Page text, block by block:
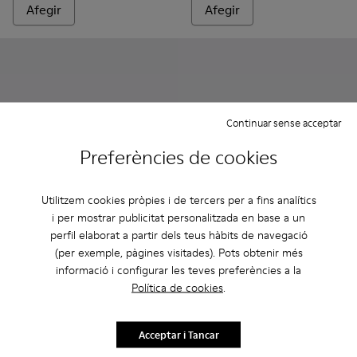
Preferències de cookies
Utilitzem cookies pròpies i de tercers per a fins analítics
i per mostrar publicitat personalitzada en base a un
perfil elaborat a partir dels teus hàbits de navegació
(per exemple, pàgines visitades). Pots obtenir més
informació i configurar les teves preferències a la
Política de cookies.
Continuar sense acceptar
Acceptar i Tancar
Afegir Afegir
Kobarah Flat - K100957-004 - Sandàlia multicolor unisex
Kobarah Flat - K100957-021 - Sandàlies sintètiques
Kobarah Flat - K100957-018 - Sandàlies
Kobarah Flat - K100957-015 -
Kobarah Flat - K100957-014 -
Kobarah Flat -Kobarah Flat -
Kobarah
Kobarah Flat
Kobarah - K100839-002 -
Kobarah - K100839-
Kobarah -
Kobarah
75 €
Afegir